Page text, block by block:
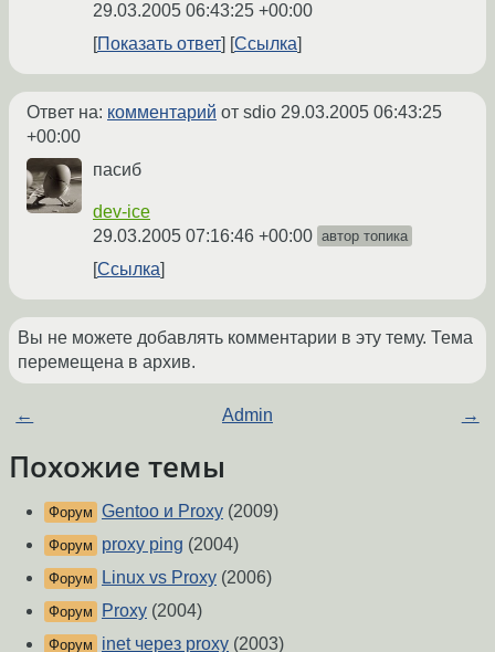
29.03.2005 06:43:25 +00:00
Показать ответ
Ссылка
Ответ на: комментарий от sdio 29.03.2005 06:43:25
+00:00
пасиб
dev-ice
29.03.2005 07:16:46 +00:00 автор топика
Ссылка
Вы не можете добавлять комментарии в эту тему. Тема
перемещена в архив.
← Admin →
Похожие темы
Форум Gentoo и Proxy (2009)
Форум proxy ping (2004)
Форум Linux vs Proxy (2006)
Форум Proxy (2004)
Форум inet через proxy (2003)